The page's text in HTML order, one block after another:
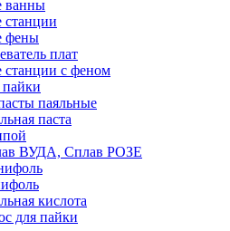
ванны
станции
фены
плат
станции с феном
паяльные
паста
ВУДА, Сплав РОЗЕ
кислота
для пайки